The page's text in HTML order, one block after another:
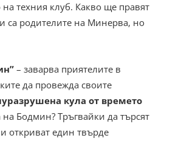
техния клуб. Какво ще правят
са родителите на Минерва, но
– заварва приятелите в
да провежда своите
кула от времето
Бодмин? Тръгвайки да търсят
откриват един твърде